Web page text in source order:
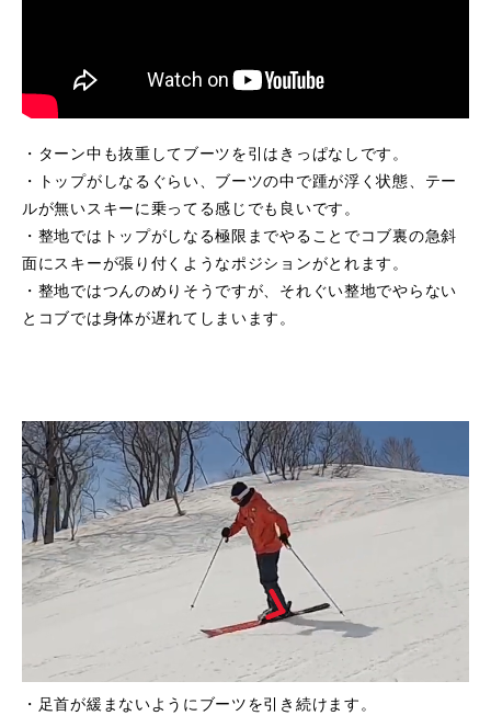
・ターン中も抜重してブーツを引はきっぱなしです。
・トップがしなるぐらい、ブーツの中で踵が浮く状態、テー
ルが無いスキーに乗ってる感じでも良いです。
・整地ではトップがしなる極限までやることでコブ裏の急斜
面にスキーが張り付くようなポジションがとれます。
・整地ではつんのめりそうですが、それぐい整地でやらない
とコブでは身体が遅れてしまいます。
・足首が緩まないようにブーツを引き続けます。